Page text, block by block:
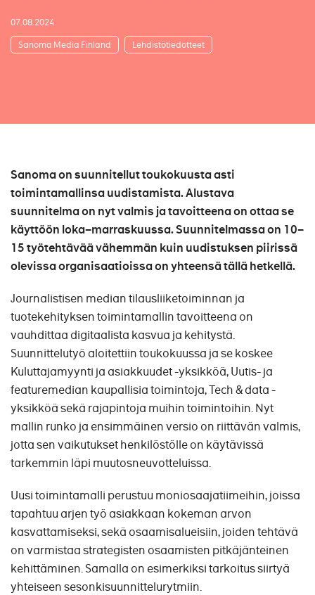
07.08.2024
Sanoma Media Finland Lehdistötiedotteet
Sanoma on suunnitellut toukokuusta asti
toimintamallinsa uudistamista. Alustava
suunnitelma on nyt valmis ja tavoitteena on ottaa se
käyttöön loka–marraskuussa. Suunnitelmassa on 10–
15 työtehtävää vähemmän kuin uudistuksen piirissä
olevissa organisaatioissa on yhteensä tällä hetkellä.
Journalistisen median tilausliiketoiminnan ja
tuotekehityksen toimintamallin tavoitteena on
vauhdittaa digitaalista kasvua ja kehitystä.
Suunnittelutyö aloitettiin toukokuussa ja se koskee
Kuluttajamyynti ja asiakkuudet -yksikköä, Uutis- ja
featuremedian kaupallisia toimintoja, Tech & data -
yksikköä sekä rajapintoja muihin toimintoihin. Nyt
mallin runko ja ensimmäinen versio on riittävän valmis,
jotta sen vaikutukset henkilöstölle on käytävissä
tarkemmin läpi muutosneuvotteluissa.
Uusi toimintamalli perustuu moniosaajatiimeihin, joissa
tapahtuu arjen työ asiakkaan kokeman arvon
kasvattamiseksi, sekä osaamisalueisiin, joiden tehtävä
on varmistaa strategisten osaamisten pitkäjänteinen
kehittäminen. Samalla on esimerkiksi tarkoitus siirtyä
yhteiseen sesonkisuunnittelurytmiin.